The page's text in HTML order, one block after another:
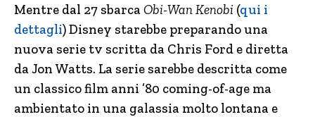
Mentre dal 27 sbarcaObi-Wan Kenobi (qui i
dettagli) Disney starebbe preparando una
nuova serie tv scritta da Chris Ford e diretta
da Jon Watts. La serie sarebbe descritta come
un classico film anni ’80 coming-of-age ma
ambientato in una galassia molto lontana e